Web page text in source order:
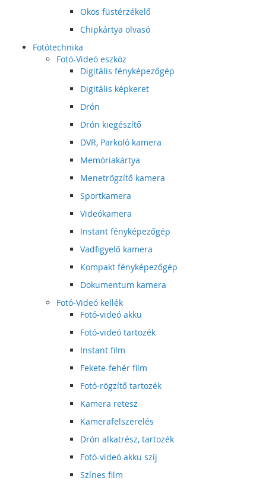
Okos füstérzékelő
Chipkártya olvasó
Fotótechnika
Fotó-Videó eszköz
Digitális fényképezőgép
Digitális képkeret
Drón
Drón kiegészítő
DVR, Parkoló kamera
Memóriakártya
Menetrögzítő kamera
Sportkamera
Videókamera
Instant fényképezőgép
Vadfigyelő kamera
Kompakt fényképezőgép
Dokumentum kamera
Fotó-Videó kellék
Fotó-videó akku
Fotó-videó tartozék
Instant film
Fekete-fehér film
Fotó-rögzítő tartozék
Kamera retesz
Kamerafelszerelés
Drón alkatrész, tartozék
Fotó-videó akku szíj
Színes film